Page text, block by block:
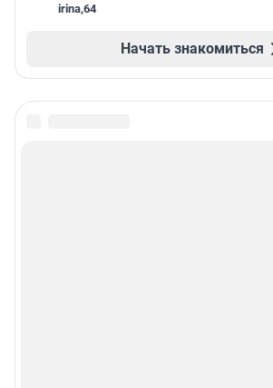
irina,64
Начать знакомиться